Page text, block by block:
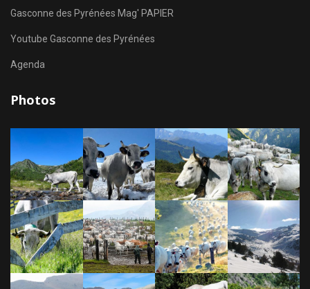
Gasconne des Pyrénées Mag' PAPIER
Youtube Gasconne des Pyrénées
Agenda
Photos